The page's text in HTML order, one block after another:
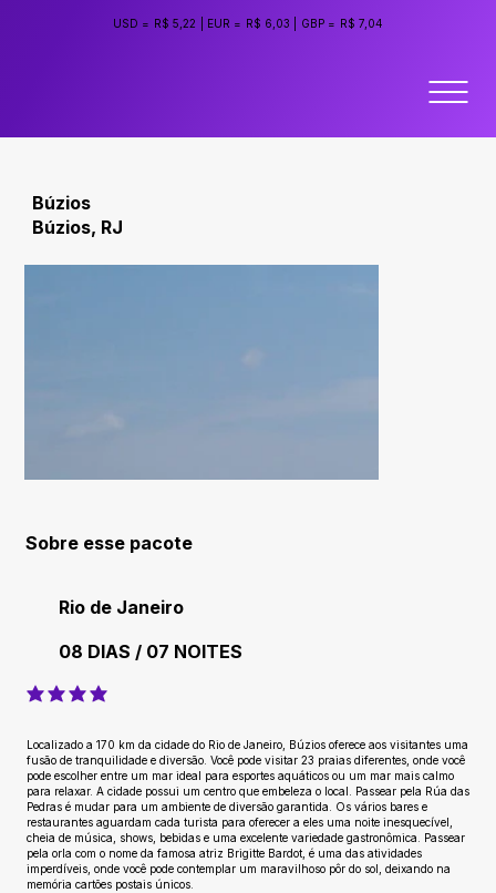
USD = R$ 5,22 EUR = R$ 6,03 GBP = R$ 7,04
Búzios
Búzios, RJ
Sobre esse pacote
Rio de Janeiro
08 DIAS / 07 NOITES
classificação média é 4 de 5
Localizado a 170 km da cidade do Rio de Janeiro, Búzios oferece aos visitantes uma
fusão de tranquilidade e diversão. Você pode visitar 23 praias diferentes, onde você
pode escolher entre um mar ideal para esportes aquáticos ou um mar mais calmo
para relaxar. A cidade possui um centro que embeleza o local. Passear pela Rúa das
Pedras é mudar para um ambiente de diversão garantida. Os vários bares e
restaurantes aguardam cada turista para oferecer a eles uma noite inesquecível,
cheia de música, shows, bebidas e uma excelente variedade gastronômica. Passear
pela orla com o nome da famosa atriz Brigitte Bardot, é uma das atividades
imperdíveis, onde você pode contemplar um maravilhoso pôr do sol, deixando na
memória cartões postais únicos.